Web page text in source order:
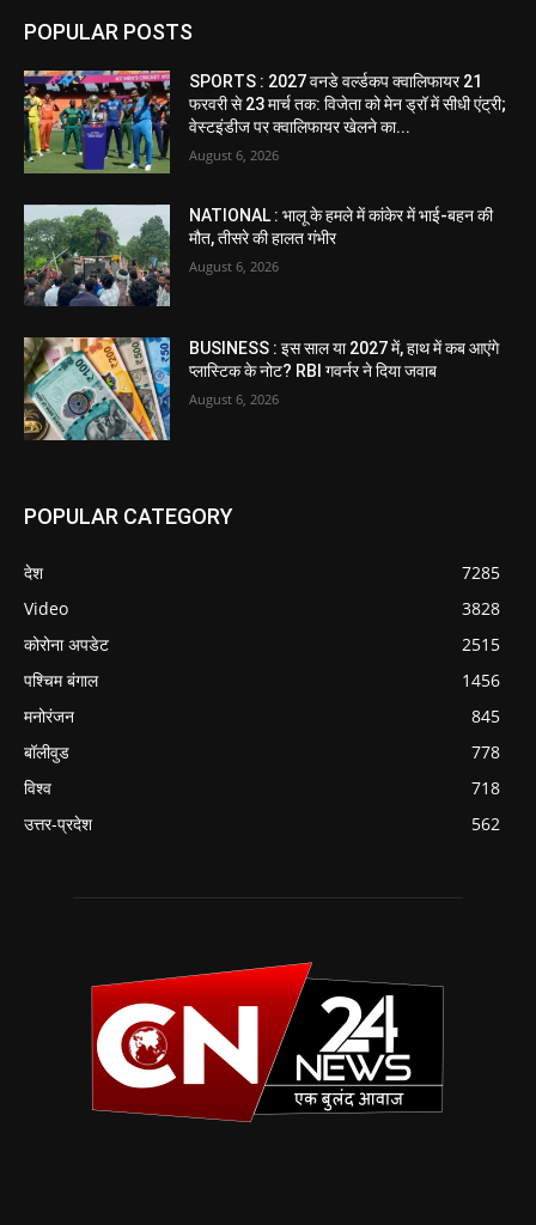
POPULAR POSTS
SPORTS : 2027 वनडे वर्ल्डकप क्वालिफायर 21
फरवरी से 23 मार्च तक: विजेता को मेन ड्रॉ में सीधी एंट्री;
वेस्टइंडीज पर क्वालिफायर खेलने का...
August 6, 2026
NATIONAL : भालू के हमले में कांकेर में भाई-बहन की
मौत, तीसरे की हालत गंभीर
August 6, 2026
BUSINESS : इस साल या 2027 में, हाथ में कब आएंगे
प्लास्टिक के नोट? RBI गवर्नर ने दिया जवाब
August 6, 2026
POPULAR CATEGORY
देश
7285
Video
3828
कोरोना अपडेट
2515
पश्चिम बंगाल
1456
मनोरंजन
845
बॉलीवुड
778
विश्व
718
उत्तर-प्रदेश
562